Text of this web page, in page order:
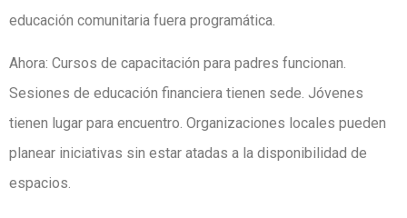
educación comunitaria fuera programática.
Ahora: Cursos de capacitación para padres funcionan.
Sesiones de educación financiera tienen sede. Jóvenes
tienen lugar para encuentro. Organizaciones locales pueden
planear iniciativas sin estar atadas a la disponibilidad de
espacios.